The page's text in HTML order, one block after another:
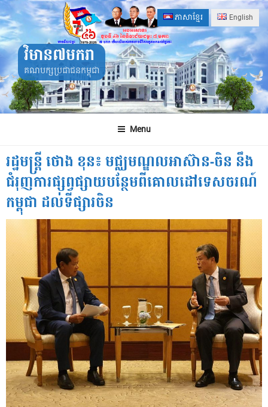
Skip
to
content
ភាសាខ្មែរ English
វិមាន៧មករា
គណបក្សប្រជាជនកម្ពុជា
Menu
រដ្ឋមន្ត្រី ថោង ខុន៖ មជ្ឈមណ្ឌលអាស៊ាន-ចិន នឹង
ជំរុញការផ្សព្វផ្សាយបន្ថែមពីគោលដៅទេសចរណ៍
កម្ពុជា ដល់ទីផ្សារចិន